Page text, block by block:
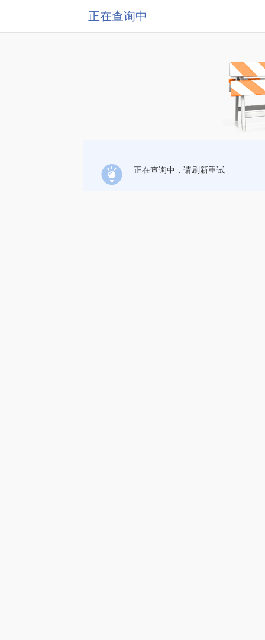
正在查询中
正在查询中，请刷新重试